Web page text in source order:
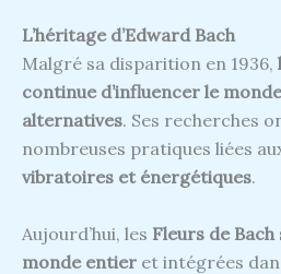
L’héritage d’Edward Bach
Malgré sa disparition en 1936,
continue d’influencer le
alternatives. Ses recherches
nombreuses pratiques liées
vibratoires et énergétiques.
Aujourd’hui, les Fleurs de
monde entier et intégrées